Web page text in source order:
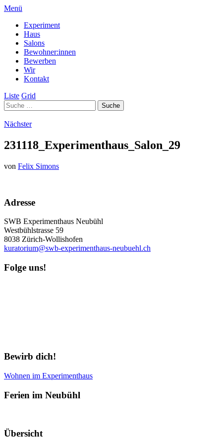
Menü
Experiment
Haus
Salons
Bewohner:innen
Bewerben
Wir
Kontakt
Liste Grid
Nächster
231118_Experimenthaus_Salon_29
von Felix Simons
Adresse
SWB Experimenthaus Neubühl
Westbühlstrasse 59
8038 Zürich-Wollishofen
kuratorium@swb-experimenthaus-neubuehl.ch
Folge uns!
Bewirb dich!
Wohnen im Experimenthaus
Ferien im Neubühl
Übersicht